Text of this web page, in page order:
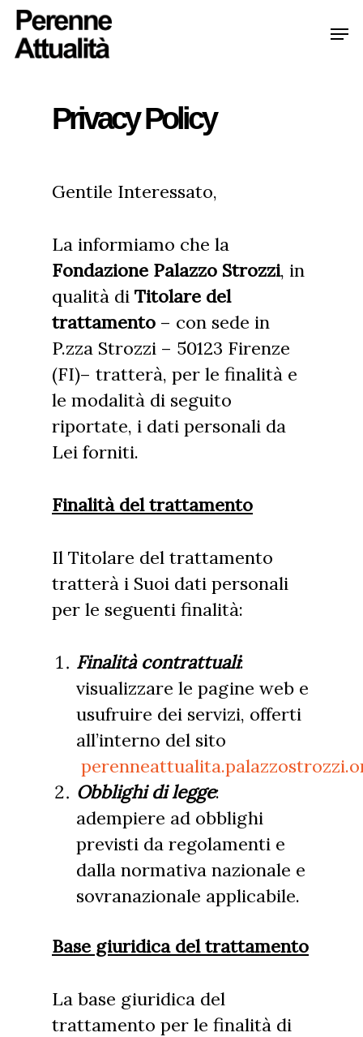
Skip
to
contentPrivacy Policy
Gentile Interessato,
La informiamo che la
Fondazione Palazzo Strozzi, in
qualità di Titolare del
trattamento – con sede in
P.zza Strozzi – 50123 Firenze
(FI)– tratterà, per le finalità e
le modalità di seguito
riportate, i dati personali da
Lei forniti.
Finalità del trattamento
Il Titolare del trattamento
tratterà i Suoi dati personali
per le seguenti finalità:
Finalità contrattuali:
visualizzare le pagine web e
usufruire dei servizi, offerti
all’interno del sito
Obblighi di legge:
adempiere ad obblighi
previsti da regolamenti e
dalla normativa nazionale e
sovranazionale applicabile.
Base giuridica del trattamento
La base giuridica del
trattamento per le finalità di